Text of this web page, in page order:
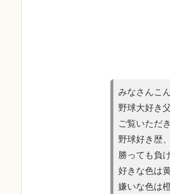
みなさんこ
野球大好き
ご覧いただ
野球好き歴
勝っても負
好きな色は黄
嫌いな色は橙